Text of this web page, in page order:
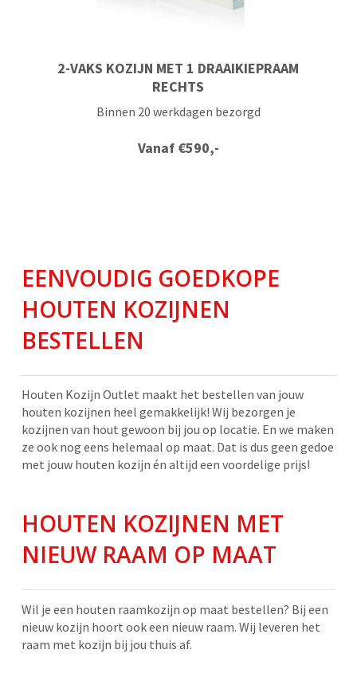
2-VAKS KOZIJN MET 1 DRAAIKIEPRAAM
RECHTS
Vanaf €590,-
Binnen 20 werkdagen bezorgd
EENVOUDIG GOEDKOPE
HOUTEN KOZIJNEN
BESTELLEN
Houten Kozijn Outlet maakt het bestellen van jouw
houten kozijnen heel gemakkelijk! Wij bezorgen je
kozijnen van hout gewoon bij jou op locatie. En we maken
ze ook nog eens helemaal op maat. Dat is dus geen gedoe
met jouw houten kozijn én altijd een voordelige prijs!
HOUTEN KOZIJNEN MET
NIEUW RAAM OP MAAT
Wil je een houten raamkozijn op maat bestellen? Bij een
nieuw kozijn hoort ook een nieuw raam. Wij leveren het
raam met kozijn bij jou thuis af.